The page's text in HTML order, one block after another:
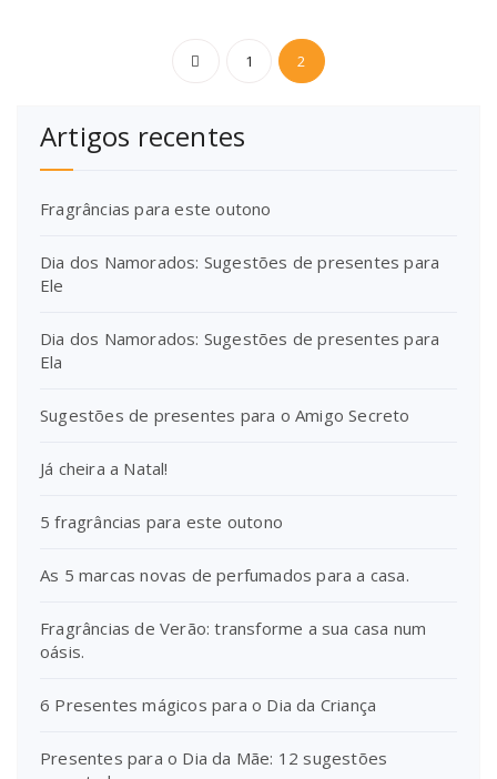
Paginação
conteúdos
1 2
Artigos recentes
Fragrâncias para este outono
Dia dos Namorados: Sugestões de presentes para
Ele
Dia dos Namorados: Sugestões de presentes para
Ela
Sugestões de presentes para o Amigo Secreto
Já cheira a Natal!
5 fragrâncias para este outono
As 5 marcas novas de perfumados para a casa.
Fragrâncias de Verão: transforme a sua casa num
oásis.
6 Presentes mágicos para o Dia da Criança
Presentes para o Dia da Mãe: 12 sugestões